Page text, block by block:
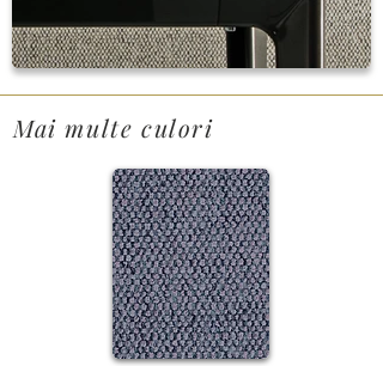
Mai multe culori